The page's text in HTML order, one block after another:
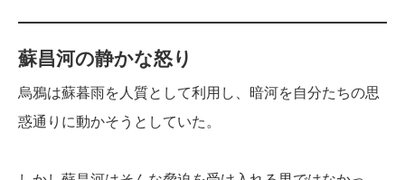
蘇昌河の静かな怒り
烏鴉は蘇暮雨を人質として利用し、暗河を自分たちの思
惑通りに動かそうとしていた。